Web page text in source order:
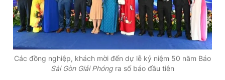
Các đồng nghiệp, khách mời đến dự lễ kỷ niệm 50 năm Báo
Sài Gòn Giải Phóngra số báo đầu tiên